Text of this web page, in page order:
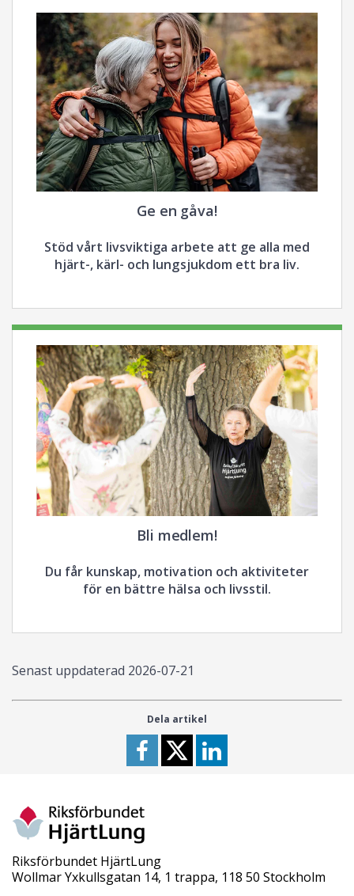
Ge en gåva!
Stöd vårt livsviktiga arbete att ge alla med
hjärt-, kärl- och lungsjukdom ett bra liv.
Bli medlem!
Du får kunskap, motivation och aktiviteter
för en bättre hälsa och livsstil.
Senast uppdaterad 2026-07-21
Dela artikel
Riksförbundet HjärtLung
Wollmar Yxkullsgatan 14, 1 trappa, 118 50 Stockholm